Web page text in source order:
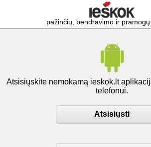
pažinčių, bendravimo ir
Atsisiųskite nemokamą ieskok.lt
telefonui.
Atsisiųsti